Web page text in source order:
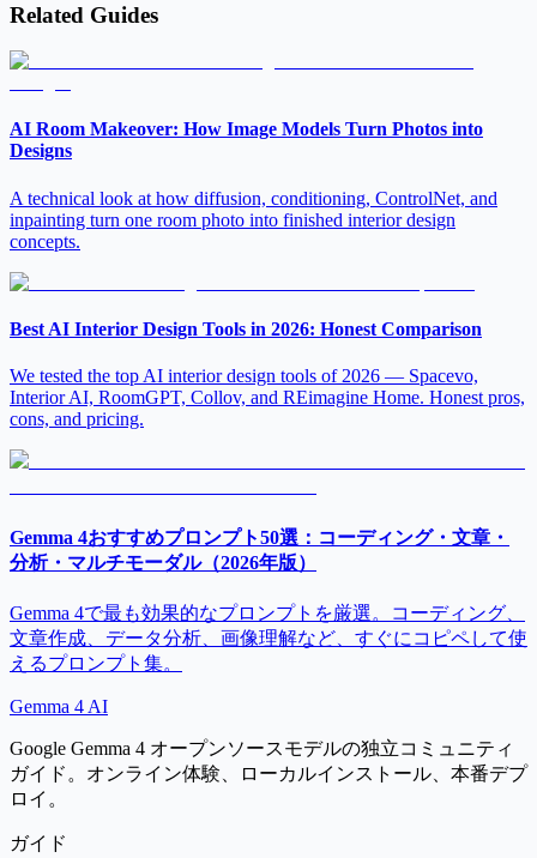
Related Guides
AI Room Makeover: How Image Models Turn Photos into
Designs
A technical look at how diffusion, conditioning, ControlNet, and
inpainting turn one room photo into finished interior design
concepts.
Best AI Interior Design Tools in 2026: Honest Comparison
We tested the top AI interior design tools of 2026 — Spacevo,
Interior AI, RoomGPT, Collov, and REimagine Home. Honest pros,
cons, and pricing.
Gemma 4おすすめプロンプト50選：コーディング・文章・
分析・マルチモーダル（2026年版）
Gemma 4で最も効果的なプロンプトを厳選。コーディング、
文章作成、データ分析、画像理解など、すぐにコピペして使
えるプロンプト集。
Gemma 4 AI
Google Gemma 4 オープンソースモデルの独立コミュニティ
ガイド。オンライン体験、ローカルインストール、本番デプ
ロイ。
ガイド